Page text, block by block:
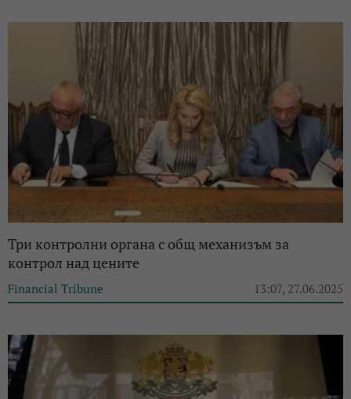
Три контролни органа с общ механизъм за
контрол над цените
Financial Tribune 13:07, 27.06.2025